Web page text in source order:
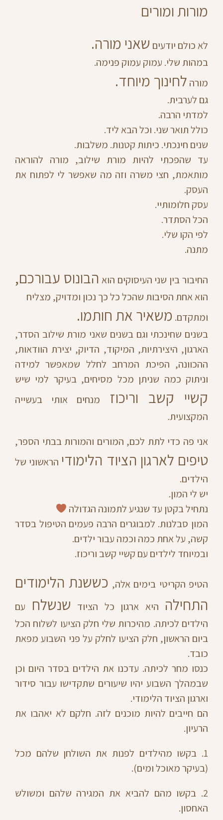
מורות ומורים
לא כולם יודעים שאני מורה.
במהות שלי. עמוק עמוק פנימה.
מורה לחינוך מיוחד.
גם לערבית.
למדתי הרבה.
כולל תואר שני. וכל הבא ליד.
שנים חינכתי. כיתות קטנות. משלבות.
עד שהפכתי להיות מורת שילוב, מורה להוראה
מותאמת, חצי משרה וזה מה שאפשר לי לפתוח את
העסק.
עסק חלומותיי.
הכל הסתדר.
לפי הקו שלי.
מתנה.
החיבור בין שני העיסוקים הוא הבונוס עבורכם,
הוא אחת הסיבות שהכל כל כך נכון ומדויק, מצליח
ומתקדם. משאיר את חותמו.
בשנים שחינכתי וגם בשנים שאני מורת שילוב הסדר,
הארגון, היצירתיות, המיקוד, הדיוק, יצירת הוודאות,
ההכוונה, הפיכת המרחב לחלל שמאפשר למידה
וניתוק כמה שניתן מכל מסיחים, בעיקר למי שיש
קשיי קשב וריכוז מנחים אותי בעשייה
המקצועית.
אני פה כדי לתת לכם, המורים והמורות בבתי הספר,
טיפים לארגון הציוד הלימודי הראשוני של
הילדים.
יש לי המון.
נתחיל בקטן עד שנגיע לתמונה הגדולה
המון סבלנות. למבוגרים הרבה פעמים הטיפול בסדר
קשה, על אחת כמה וכמה עבור ילדים.
ובמיוחד לילדים עם קשיי קשב וריכוז.
הטיפ הקריטי בימים אלה, כששנת הלימודים
התחילה היא ארגון כל הציוד שנשלח עם
הילדים לכיתה. מהיכרות שלי חלק הציעו לשלוח הכל
ביום הראשון, חלק הציעו לחלק על פני השבוע מפאת
כובד.
כנסו מחר לכיתה. עדכנו את הילדים בסדר היום וכן
שבמהלך השבוע יהיו שיעורים שתקדישו עבור סידור
וארגון הציוד הלימודי.
הם חייבים להיות מוכנים לזה. חלקם לא יאהבו את
הרעיון.
1. בקשו מהילדים לפנות את השולחן שלהם מכל
(בעיקר מאוכל ומים).
2. בקשו מהם להביא את המגירה שלהם ומשולש
האחסון.